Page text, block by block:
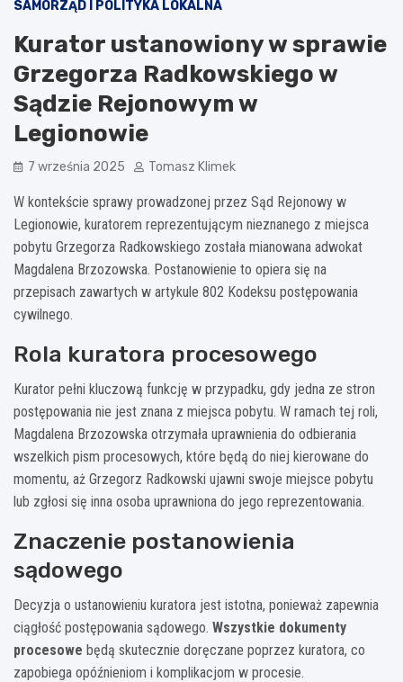
SAMORZĄD I POLITYKA LOKALNA
Kurator ustanowiony w sprawie
Grzegorza Radkowskiego w
Sądzie Rejonowym w
Legionowie
7 września 2025 Tomasz Klimek
W kontekście sprawy prowadzonej przez Sąd Rejonowy w
Legionowie, kuratorem reprezentującym nieznanego z miejsca
pobytu Grzegorza Radkowskiego została mianowana adwokat
Magdalena Brzozowska. Postanowienie to opiera się na
przepisach zawartych w artykule 802 Kodeksu postępowania
cywilnego.
Rola kuratora procesowego
Kurator pełni kluczową funkcję w przypadku, gdy jedna ze stron
postępowania nie jest znana z miejsca pobytu. W ramach tej roli,
Magdalena Brzozowska otrzymała uprawnienia do odbierania
wszelkich pism procesowych, które będą do niej kierowane do
momentu, aż Grzegorz Radkowski ujawni swoje miejsce pobytu
lub zgłosi się inna osoba uprawniona do jego reprezentowania.
Znaczenie postanowienia
sądowego
Decyzja o ustanowieniu kuratora jest istotna, ponieważ zapewnia
ciągłość postępowania sądowego. Wszystkie dokumenty
procesowe będą skutecznie doręczane poprzez kuratora, co
zapobiega opóźnieniom i komplikacjom w procesie.